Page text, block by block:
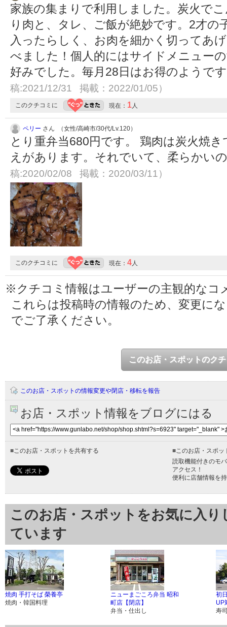
家族の集まりで利用しました。炭火で
り肉と、タレ、ご飯が絶妙です。2才
入ったらしく、お肉を細かく切ってあ
べました！個人的にはサイドメニュー
好みでした。毎月28日はお得のようで
稿:2021/12/31 掲載：2022/01/05）
このクチコミに 現在： 1 人
ペリー さん （女性/高崎市/30代/Lv.120）
とり重弁当680円です。 鶏肉は炭火焼
えがあります。それでいて、柔らかい
稿:2020/02/08 掲載：2020/03/11）
このクチコミに 現在： 4 人
※クチコミ情報はユーザーの主観的なコ
これらは投稿時の情報のため、変更に
でご了承ください。
このお店・スポットのク
このお店・スポットの情報変更や閉店・移転を報告
お店・スポット情報をブログにはる
■ このお店・スポットを共有する ■ このお店・スポ
読取機能付きのモ
アクセス！
便利に店舗情報を
このお店・スポットをお気に入
ています
焼肉 手打そば 榮養亭
焼肉・韓国料理
ニューまごころ弁当 昭和
町店【閉店】
弁当・仕出し
初
UP
寿